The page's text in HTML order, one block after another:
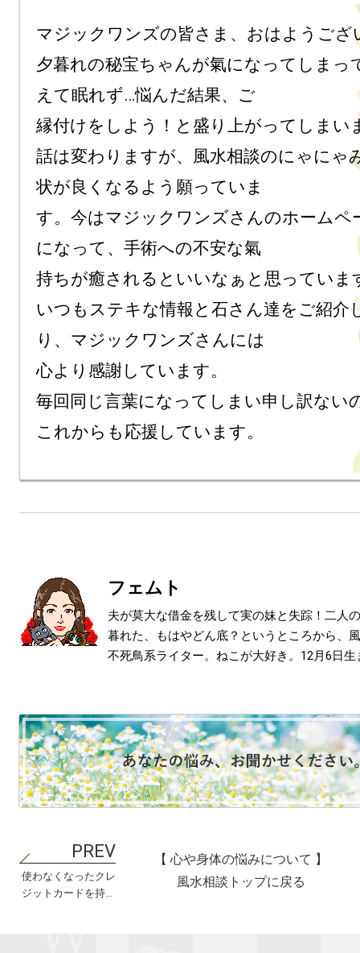
マジックワンズの皆さま、おはようござ
夕暮れの秘宝ちゃんが氣になってしまっ
えて眠れず…悩んだ結果、ご
縁付けをしよう！と盛り上がってしまい
話は変わりますが、風水相談のにゃにゃ
状が良くなるよう願っていま
す。今はマジックワンズさんのホームペ
になって、手術への不安な氣
持ちが癒されるといいなぁと思っていま
いつもステキな情報と石さん達をご紹介
り、マジックワンズさんには
心より感謝しています。
毎回同じ言葉になってしまい申し訳ない
フェムト
夫が莫大な借金を残して実の妹と失踪！二人
暮れた、もはやどん底？というところから、
不死鳥系ライター。ねこが大好き。12月6日生
使わなくなったクレ
ジットカードを持ち
【 心や身体の悩みについて 】
風水相談トップに戻る